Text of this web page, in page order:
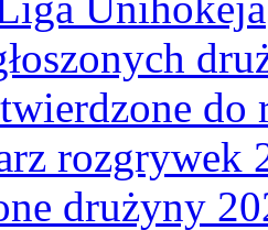
do
rozgrywek
drużyny